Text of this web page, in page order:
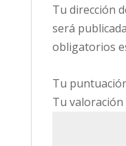
Tu dirección
será
obligatorios
Tu
Tu valoración